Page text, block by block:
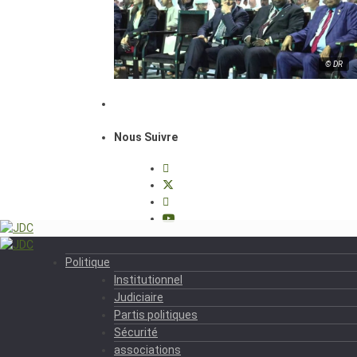
© DR
Nous Suivre
Politique
Institutionnel
Judiciaire
Partis politiques
Sécurité
associations